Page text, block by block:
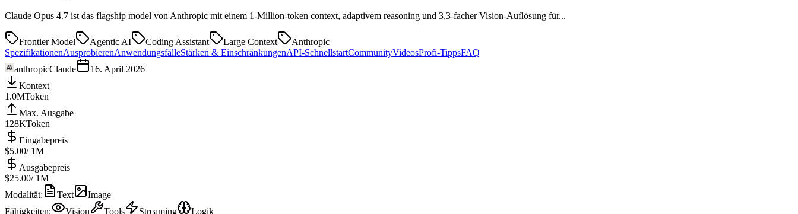
Claude Opus 4.7 ist das flagship model von Anthropic mit einem 1-Million-token context, adaptivem reasoning und 3,3-facher Vision-Auflösung für...
Frontier Model Agentic AI Coding Assistant Large Context
Anthropic
SpezifikationenAusprobierenAnwendungsfälleStärken & EinschränkungenAPI-SchnellstartCommunityVideosProfi-TippsFAQ
anthropicClaude
16. April 2026
Kontext
1.0MToken
Max. Ausgabe
128KToken
Eingabepreis
$5.00/ 1M
Ausgabepreis
$25.00/ 1M
Modalität: Text
Image
Fähigkeiten: Vision Tools Streaming
Logik